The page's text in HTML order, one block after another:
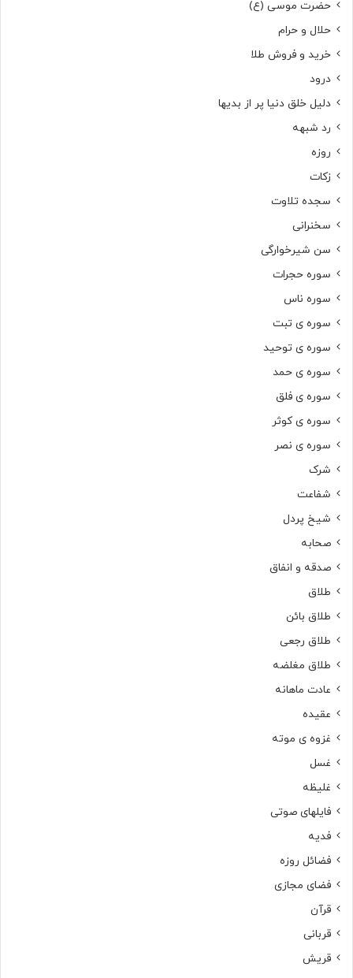
حضرت موسی (ع)
حلال و حرام
خرید و فروش طلا
درود
دلیل خلق دنیا پر از بدیها
رد شبهه
روزه
زکات
سجده تلاوت
سخنرانی
سن شیرخوارگی
سوره حجرات
سوره ناس
سوره ی تبت
سوره ی توحید
سوره ی حمد
سوره ی فلق
سوره ی کوثر
سوره ی نصر
شرک
شفاعت
شیخ پردل
صحابه
صدقه و انفاق
طلاق
طلاق بائن
طلاق رجعی
طلاق مغلضه
عادت ماهانه
عقیده
غزوه ی موته
غسل
غلیظه
فایلهای صوتی
فدیه
فضائل روزه
فضای مجازی
قرآن
قربانی
قریش